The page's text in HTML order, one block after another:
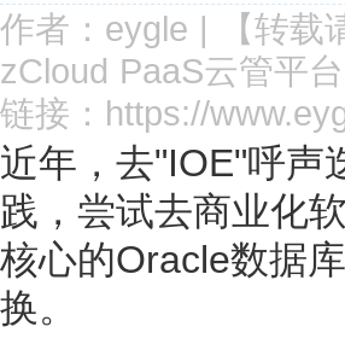
作者： eygle | 【转载
zCloud PaaS云管平台
链接： https://
近年，去"IOE"呼声
践，尝试去商业化
核心的Oracle数据
换。